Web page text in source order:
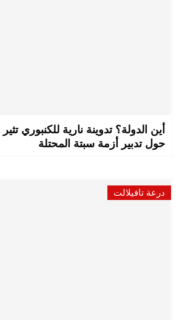
أين الدولة؟ تدوينة نارية للكنبوري
حول تدبير أزمة سبتة المحتلة
درعة تافيلالت